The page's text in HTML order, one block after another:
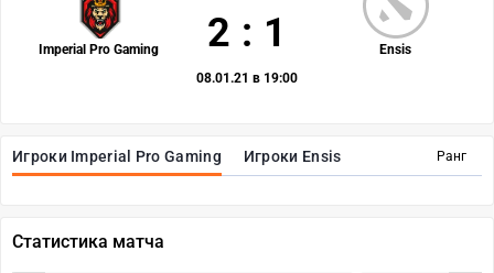
Ранг
Игроки Imperial Pro Gaming Игроки Ensis
Imperial Pro Gaming Ensis
2 : 1
08.01.21 в 19:00
Статистика матча